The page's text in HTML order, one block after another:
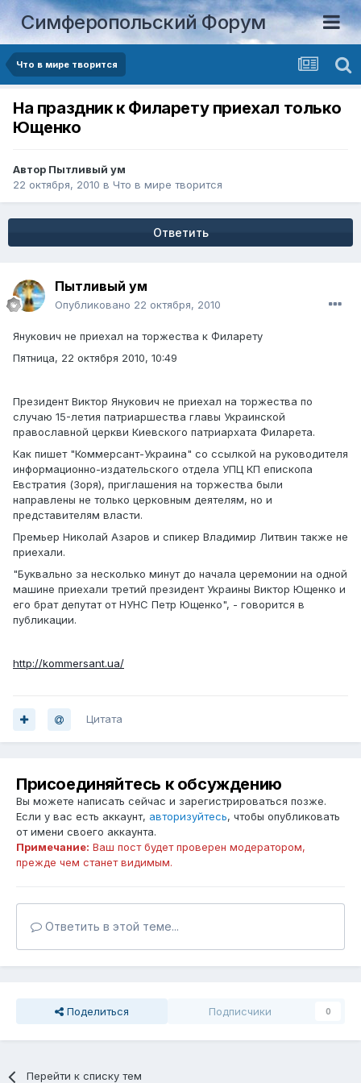
Симферопольский Форум
Что в мире творится
На праздник к Филарету приехал только
Ющенко
Автор Пытливый ум
22 октября, 2010 в Что в мире творится
Ответить
Пытливый ум
Опубликовано 22 октября, 2010
Янукович не приехал на торжества к Филарету
Пятница, 22 октября 2010, 10:49
Президент Виктор Янукович не приехал на торжества по
случаю 15-летия патриаршества главы Украинской
православной церкви Киевского патриархата Филарета.
Как пишет "Коммерсант-Украина" со ссылкой на руководителя
информационно-издательского отдела УПЦ КП епископа
Евстратия (Зоря), приглашения на торжества были
направлены не только церковным деятелям, но и
представителям власти.
Премьер Николай Азаров и спикер Владимир Литвин также не
приехали.
"Буквально за несколько минут до начала церемонии на одной
машине приехали третий президент Украины Виктор Ющенко и
его брат депутат от НУНС Петр Ющенко", - говорится в
публикации.
http://kommersant.ua/
Цитата
Присоединяйтесь к обсуждению
Вы можете написать сейчас и зарегистрироваться позже.
Если у вас есть аккаунт, авторизуйтесь, чтобы опубликовать
от имени своего аккаунта.
Примечание: Ваш пост будет проверен модератором,
прежде чем станет видимым.
Ответить в этой теме...
Поделиться Подписчики 0
Перейти к списку тем